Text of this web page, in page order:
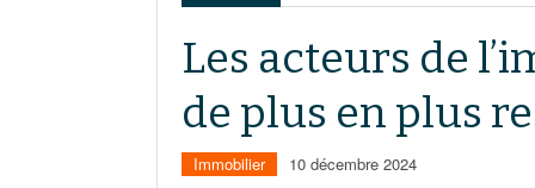
Institutions
Les acteurs de
de plus en plus
Immobilier 10 décembre 2024